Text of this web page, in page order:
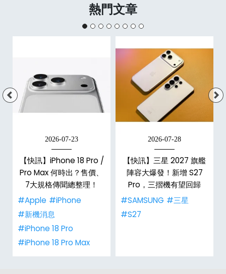
熱門文章
2026-07-23
【快訊】iPhone 18 Pro /
Pro Max 何時出？售價、
7大規格傳聞總整理！
#Apple #iPhone
#新機消息
#iPhone 18 Pro
#iPhone 18 Pro Max
2026-07-28
【快訊】三星 2027 旗艦
陣容大爆發！新增 S27
Pro，三摺機有望回歸
#SAMSUNG #三星
#S27